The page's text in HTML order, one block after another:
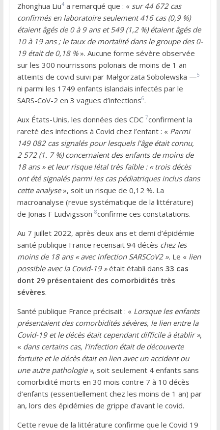
Zhonghua Liu4a remarqué que : « sur 44 672 cas
confirmés en laboratoire seulement 416 cas (0,9 %)
étaient âgés de 0 à 9 ans et 549 (1,2 %) étaient âgés de
10 à 19 ans ; le taux de mortalité dans le groupe des 0-
19 était de 0,18 % ». Aucune forme sévère observée
sur les 300 nourrissons polonais de moins de 1 an
atteints de covid suivi par Małgorzata Sobolewska —5
ni parmi les 1749 enfants islandais infectés par le
SARS-CoV-2 en 3 vagues d’infections6.
Aux États-Unis, les données des CDC 7confirment la
rareté des infections à Covid chez l’enfant : « Parmi
149 082 cas signalés pour lesquels l’âge était connu,
2 572 (1. 7 %) concernaient des enfants de moins de
18 ans » et leur risque létal très faible : « trois décès
ont été signalés parmi les cas pédiatriques inclus dans
cette analyse », soit un risque de 0,12 %. La
macroanalyse (revue systématique de la littérature)
de Jonas F Ludvigsson 8confirme ces constatations.
Au 7 juillet 2022, après deux ans et demi d’épidémie
santé publique France recensait 94 décès chez les
moins de 18 ans « avec infection SARSCoV2 ». Le « lien
possible avec la Covid-19 »était établi dans 33 cas
dont 29 présentaient des comorbidités très
sévères.
Santé publique France précisait : « Lorsque les enfants
présentaient des comorbidités sévères, le lien entre la
Covid-19 et le décès était cependant difficile à établir »,
« dans certains cas, l’infection était de découverte
fortuite et le décès était en lien avec un accident ou
une autre pathologie », soit seulement 4 enfants sans
comorbidité morts en 30 mois contre 7 à 10 décès
d’enfants (essentiellement chez les moins de 1 an) par
an, lors des épidémies de grippe d’avant le covid.
Cette revue de la littérature confirme que le Covid 19